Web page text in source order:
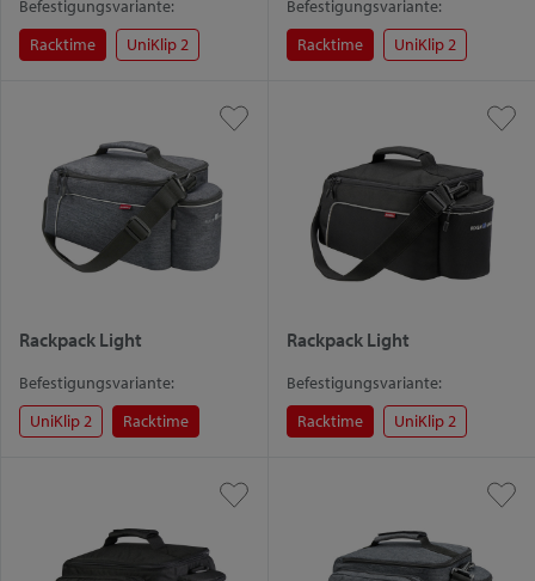
Befestigungsvariante:
Racktime
UniKlip 2
Befestigungsvariante:
Racktime
UniKlip 2
Rackpack Light
Befestigungsvariante:
UniKlip 2
Racktime
Rackpack Light
Befestigungsvariante:
Racktime
UniKlip 2